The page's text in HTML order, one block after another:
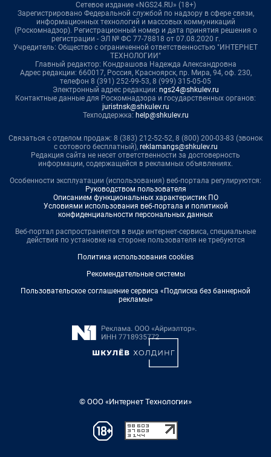
Сетевое издание «NGS24.RU» (18+)
Зарегистрировано Федеральной службой по надзору в сфере связи,
информационных технологий и массовых коммуникаций
(Роскомнадзор). Регистрационный номер и дата принятия решения о
регистрации - ЭЛ № ФС 77-78818 от 07.08.2020 г.
Учредитель: Общество с ограниченной ответственностью "ИНТЕРНЕТ
ТЕХНОЛОГИИ"
Главный редактор: Кондрашова Надежда Александровна
Адрес редакции: 660017, Россия, Красноярск, пр. Мира, 94, оф. 230,
телефон 8 (391) 252-99-53, 8 (999) 315-05-05
Электронный адрес редакции: ngs24@shkulev.ru
Контактные данные для Роскомнадзора и государственных органов:
juristnsk@shkulev.ru
Техподдержка: help@shkulev.ru
Связаться с отделом продаж: 8 (383) 212-52-52, 8 (800) 200-03-83 (звонок
с сотового бесплатный), reklamangs@shkulev.ru
Редакция сайта не несет ответственности за достоверность
информации, содержащейся в рекламных объявлениях.
Особенности эксплуатации (использования) веб-портала регулируются:
Руководством пользователя
Описанием функциональных характеристик ПО
Условиями использования веб-портала и политикой
конфиденциальности персональных данных
Веб-портал распространяется в виде интернет-сервиса, специальные
действия по установке на стороне пользователя не требуются
Политика использования cookies
Рекомендательные системы
Пользовательское соглашение сервиса «Подписка без баннерной
рекламы»
© ООО «Интернет Технологии»